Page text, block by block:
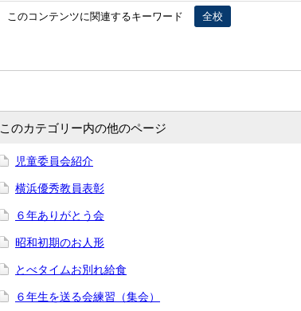
このコンテンツに関連するキーワード 全校
このカテゴリー内の他のページ
児童委員会紹介
横浜優秀教員表彰
６年ありがとう会
昭和初期のお人形
とべタイムお別れ給食
６年生を送る会練習（集会）